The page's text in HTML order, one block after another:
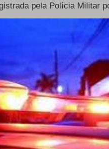
pela Polícia Militar